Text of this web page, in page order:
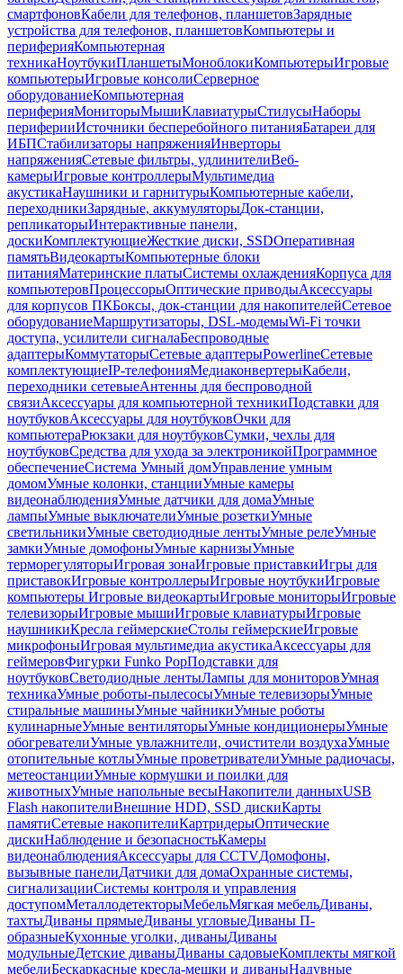
смартфоновКабели для телефонов, планшетовЗарядные
устройства для телефонов, планшетовКомпьютеры и
периферияКомпьютерная
техникаНоутбукиПланшетыМоноблокиКомпьютерыИгровые
компьютерыИгровые консолиСерверное
оборудованиеКомпьютерная
периферияМониторыМышиКлавиатурыСтилусыНаборы
периферииИсточники бесперебойного питанияБатареи для
ИБПСтабилизаторы напряженияИнверторы
напряженияСетевые фильтры, удлинителиВеб-
камерыИгровые контроллерыМультимедиа
акустикаНаушники и гарнитурыКомпьютерные кабели,
переходникиЗарядные, аккумуляторыДок-станции,
репликаторыИнтерактивные панели,
доскиКомплектующиеЖесткие диски, SSDОперативная
памятьВидеокартыКомпьютерные блоки
питанияМатеринские платыСистемы охлажденияКорпуса для
компьютеровПроцессорыОптические приводыАксессуары
для корпусов ПКБоксы, док-станции для накопителейСетевое
оборудованиеМаршрутизаторы, DSL-модемыWi-Fi точки
доступа, усилители сигналаБеспроводные
адаптерыКоммутаторыСетевые адаптерыPowerlineСетевые
комплектующиеIP-телефонияМедиаконвертерыКабели,
переходники сетевыеАнтенны для беспроводной
связиАксессуары для компьютерной техникиПодставки для
ноутбуковАксессуары для ноутбуковОчки для
компьютераРюкзаки для ноутбуковСумки, чехлы для
ноутбуковСредства для ухода за электроникойПрограммное
обеспечениеСистема Умный домУправление умным
домомУмные колонки, станцииУмные камеры
видеонаблюденияУмные датчики для домаУмные
лампыУмные выключателиУмные розеткиУмные
светильникиУмные светодиодные лентыУмные релеУмные
замкиУмные домофоныУмные карнизыУмные
терморегуляторыИгровая зонаИгровые приставкиИгры для
приставокИгровые контроллерыИгровые ноутбукиИгровые
компьютеры Игровые видеокартыИгровые мониторыИгровые
телевизорыИгровые мышиИгровые клавиатурыИгровые
наушникиКресла геймерскиеСтолы геймерскиеИгровые
микрофоныИгровая мультимедиа акустикаАксессуары для
геймеровФигурки Funko PopПодставки для
ноутбуковСветодиодные лентыЛампы для мониторовУмная
техникаУмные роботы-пылесосыУмные телевизорыУмные
стиральные машиныУмные чайникиУмные роботы
кулинарныеУмные вентиляторыУмные кондиционерыУмные
обогревателиУмные увлажнители, очистители воздухаУмные
отопительные котлыУмные проветривателиУмные радиочасы,
метеостанцииУмные кормушки и поилки для
животныхУмные напольные весыНакопители данныхUSB
Flash накопителиВнешние HDD, SSD дискиКарты
памятиСетевые накопителиКартридерыОптические
дискиНаблюдение и безопасностьКамеры
видеонаблюденияАксессуары для CCTVДомофоны,
вызывные панелиДатчики для домаОхранные системы,
сигнализацииСистемы контроля и управления
доступомМеталлодетекторыМебельМягкая мебельДиваны,
тахтыДиваны прямыеДиваны угловыеДиваны П-
образныеКухонные уголки, диваныДиваны
модульныеДетские диваныДиваны садовыеКомплекты мягкой
мебелиБескаркасные кресла-мешки и диваныНадувные